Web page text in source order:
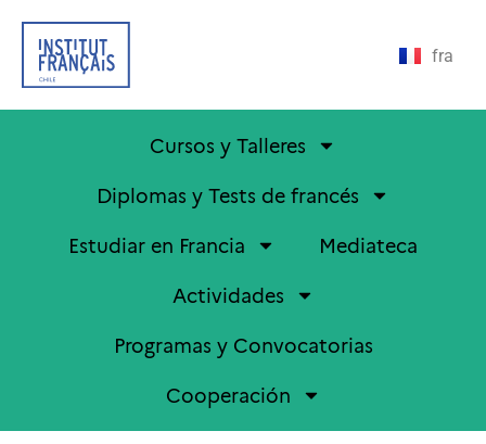
fra
Cursos y Talleres
Diplomas y Tests de francés
Estudiar en Francia
Mediateca
Actividades
Programas y Convocatorias
Cooperación